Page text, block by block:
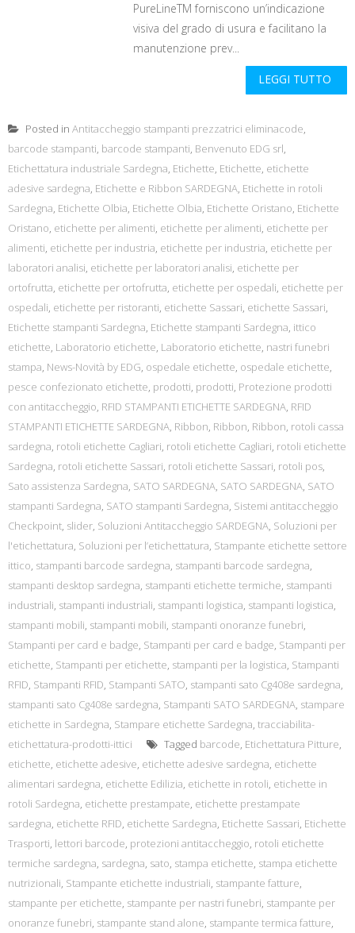
PureLineTM forniscono un’indicazione
visiva del grado di usura e facilitano la
manutenzione prev...
LEGGI TUTTO
Posted in Antitaccheggio stampanti prezzatrici eliminacode,
barcode stampanti, barcode stampanti, Benvenuto EDG srl,
Etichettatura industriale Sardegna, Etichette, Etichette, etichette
adesive sardegna, Etichette e Ribbon SARDEGNA, Etichette in rotoli
Sardegna, Etichette Olbia, Etichette Olbia, Etichette Oristano, Etichette
Oristano, etichette per alimenti, etichette per alimenti, etichette per
alimenti, etichette per industria, etichette per industria, etichette per
laboratori analisi, etichette per laboratori analisi, etichette per
ortofrutta, etichette per ortofrutta, etichette per ospedali, etichette per
ospedali, etichette per ristoranti, etichette Sassari, etichette Sassari,
Etichette stampanti Sardegna, Etichette stampanti Sardegna, ittico
etichette, Laboratorio etichette, Laboratorio etichette, nastri funebri
stampa, News-Novità by EDG, ospedale etichette, ospedale etichette,
pesce confezionato etichette, prodotti, prodotti, Protezione prodotti
con antitaccheggio, RFID STAMPANTI ETICHETTE SARDEGNA, RFID
STAMPANTI ETICHETTE SARDEGNA, Ribbon, Ribbon, Ribbon, rotoli cassa
sardegna, rotoli etichette Cagliari, rotoli etichette Cagliari, rotoli etichette
Sardegna, rotoli etichette Sassari, rotoli etichette Sassari, rotoli pos,
Sato assistenza Sardegna, SATO SARDEGNA, SATO SARDEGNA, SATO
stampanti Sardegna, SATO stampanti Sardegna, Sistemi antitaccheggio
Checkpoint, slider, Soluzioni Antitaccheggio SARDEGNA, Soluzioni per
l'etichettatura, Soluzioni per l’etichettatura, Stampante etichette settore
ittico, stampanti barcode sardegna, stampanti barcode sardegna,
stampanti desktop sardegna, stampanti etichette termiche, stampanti
industriali, stampanti industriali, stampanti logistica, stampanti logistica,
stampanti mobili, stampanti mobili, stampanti onoranze funebri,
Stampanti per card e badge, Stampanti per card e badge, Stampanti per
etichette, Stampanti per etichette, stampanti per la logistica, Stampanti
RFID, Stampanti RFID, Stampanti SATO, stampanti sato Cg408e sardegna,
stampanti sato Cg408e sardegna, Stampanti SATO SARDEGNA, stampare
etichette in Sardegna, Stampare etichette Sardegna, tracciabilita-
etichettatura-prodotti-ittici
Tagged barcode, Etichettatura Pitture,
etichette, etichette adesive, etichette adesive sardegna, etichette
alimentari sardegna, etichette Edilizia, etichette in rotoli, etichette in
rotoli Sardegna, etichette prestampate, etichette prestampate
sardegna, etichette RFID, etichette Sardegna, Etichette Sassari, Etichette
Trasporti, lettori barcode, protezioni antitaccheggio, rotoli etichette
termiche sardegna, sardegna, sato, stampa etichette, stampa etichette
nutrizionali, Stampante etichette industriali, stampante fatture,
stampante per etichette, stampante per nastri funebri, stampante per
onoranze funebri, stampante stand alone, stampante termica fatture,